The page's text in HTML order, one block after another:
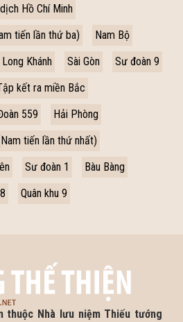
Hồ Chí Minh
tiến lần thứ ba)
Nam Bộ
Long Khánh Sài Gòn
Sư đoàn 9
kết ra miền Bắc
559
Hải Phòng
tiến lần thứ nhất)
Sư đoàn 1
Bàu Bàng
Quân khu 9
thuộc Nhà lưu niệm Thiếu tướng